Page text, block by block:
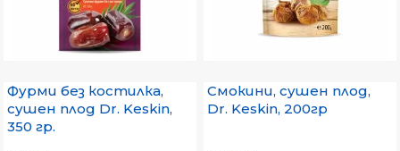
Фурми без костилка,
сушен плод Dr. Keskin,
350 гр.
Смокини, сушен плод,
Dr. Keskin, 200гр